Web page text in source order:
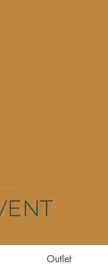
Outlet